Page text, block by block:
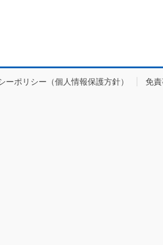
ーポリシー（個人情報保護方針） 免